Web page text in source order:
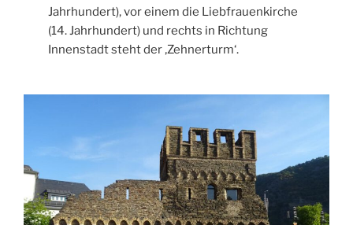
Jahrhundert), vor einem die Liebfrauenkirche
(14. Jahrhundert) und rechts in Richtung
Innenstadt steht der ‚Zehnerturm‘.